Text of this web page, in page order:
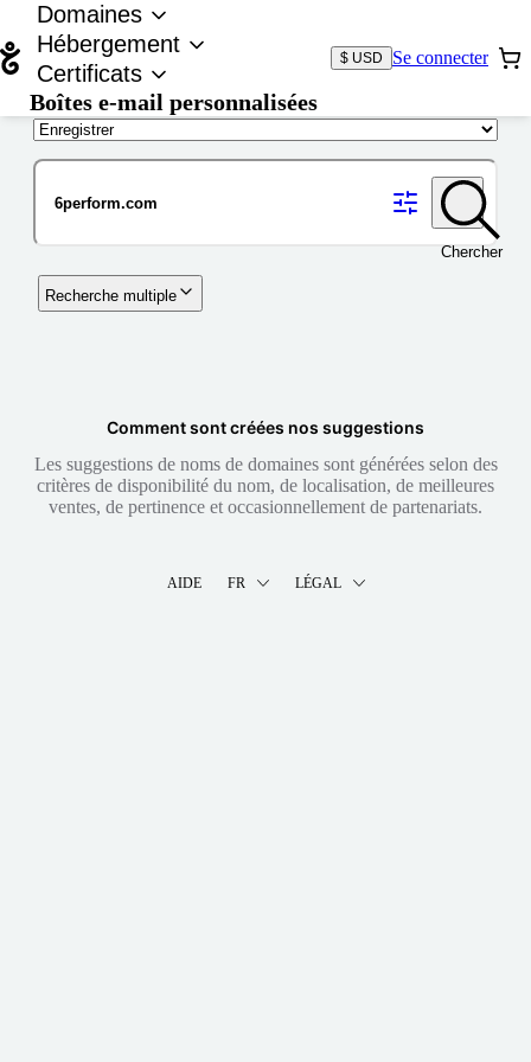
Domaines
Hébergement
Certificats
Boîtes e-mail personnalisées
$ USD Se connecter
Chercher
Recherche multiple
Comment sont créées nos suggestions
Les suggestions de noms de domaines sont générées selon des
critères de disponibilité du nom, de localisation, de meilleures
ventes, de pertinence et occasionnellement de partenariats.
AIDE FR LÉGAL